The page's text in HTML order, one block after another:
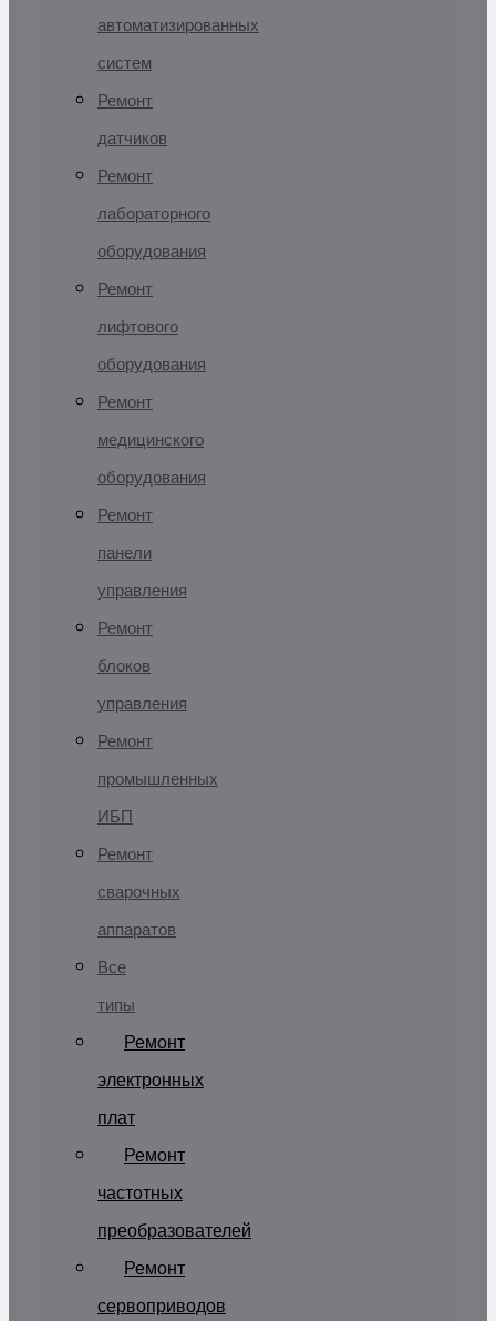
автоматизированных
систем
Ремонт
датчиков
Ремонт
лабораторного
оборудования
Ремонт
лифтового
оборудования
Ремонт
медицинского
оборудования
Ремонт
панели
управления
Ремонт
блоков
управления
Ремонт
промышленных
ИБП
Ремонт
сварочных
аппаратов
Все
типы
Ремонт
электронных
плат
Ремонт
частотных
преобразователей
Ремонт
сервоприводов